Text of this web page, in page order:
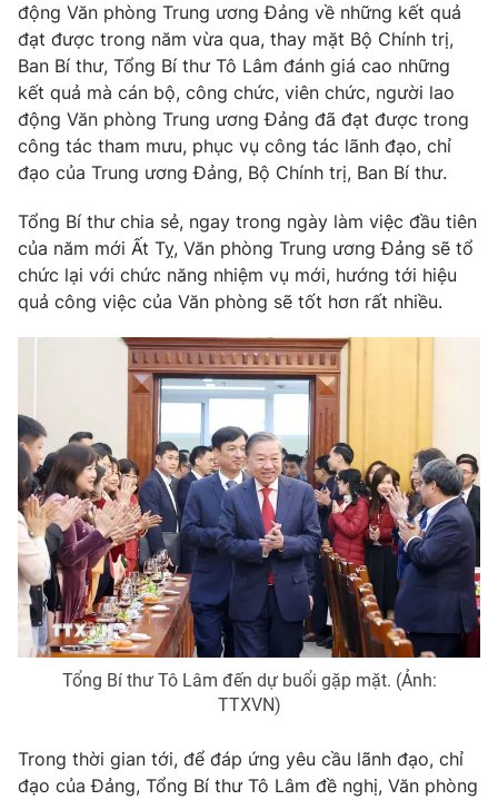
Tư vấn
Chuyên mục khác
Emagazine Podcast
Photo Infographic
Video Shorts video
VTV Money VTV Thể thao
VTV Sức khoẻ Bất động sản
Thị trường 24h Tấm lòng Việt
VTV4 Vươn mình bằng AI
VTV9 VTV8
Liên hệ tòa soạn English
động Văn phòng Trung ương Đảng về những kết quả
đạt được trong năm vừa qua, thay mặt Bộ Chính trị,
Ban Bí thư, Tổng Bí thư Tô Lâm đánh giá cao những
kết quả mà cán bộ, công chức, viên chức, người lao
động Văn phòng Trung ương Đảng đã đạt được trong
công tác tham mưu, phục vụ công tác lãnh đạo, chỉ
đạo của Trung ương Đảng, Bộ Chính trị, Ban Bí thư.
Tổng Bí thư chia sẻ, ngay trong ngày làm việc đầu tiên
của năm mới Ất Tỵ, Văn phòng Trung ương Đảng sẽ tổ
chức lại với chức năng nhiệm vụ mới, hướng tới hiệu
quả công việc của Văn phòng sẽ tốt hơn rất nhiều.
Tổng Bí thư Tô Lâm đến dự buổi gặp mặt. (Ảnh:
TTXVN)
Trong thời gian tới, để đáp ứng yêu cầu lãnh đạo, chỉ
đạo của Đảng, Tổng Bí thư Tô Lâm đề nghị, Văn phòng